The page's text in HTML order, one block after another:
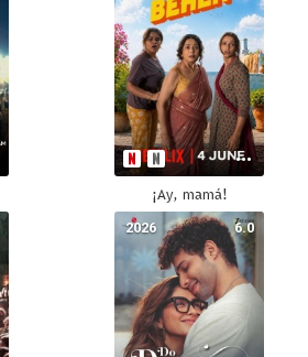
¡Ay, mamá!
6.0
2026